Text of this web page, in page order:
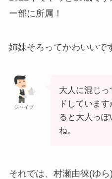
ー部に所属！
姉妹そろってかわいいで
ジャイブ
大人に混じ
ドしていま
ると大人っ
ね。
それでは、村瀬由徠(ゆ